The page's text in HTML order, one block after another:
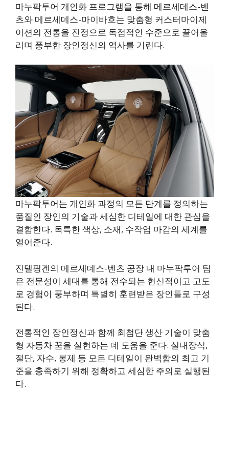
마누팍투어 개인화 프로그램을 통해 메르세데스-벤
츠와 메르세데스-마이바흐는 맞춤형 커스터마이제
이션의 전통을 진정으로 독점적인 수준으로 끌어올
리며 풍부한 장인정신의 역사를 기린다.
마누팍투어는 개인화 과정의 모든 단계를 정의하는
품질인 장인의 기술과 세심한 디테일에 대한 관심을
결합한다. 독특한 색상, 소재, 수작업 마감의 세계를
열어준다.
진델핑겐의 메르세데스-벤츠 공장 내 마누팍투어 팀
은 전문성이 세대를 통해 전수되는 헌신적이고 고도
로 경험이 풍부하며 특별히 훈련받은 장인들로 구성
된다.
전통적인 장인정신과 함께 최첨단 생산 기술이 맞춤
형 자동차 꿈을 실현하는 데 도움을 준다. 실내장식,
절단, 자수, 봉제 등 모든 디테일이 완벽함의 최고 기
준을 충족하기 위해 정확하고 세심한 주의로 실행된
다.